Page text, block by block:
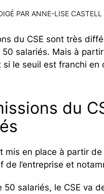
PAR ANNE-LISE CASTELL
du CSE sont très
50 salariés. Mais à
si le seuil est franchi
du
mis en place à partir
de l’entreprise et
50 salariés, le CSE va